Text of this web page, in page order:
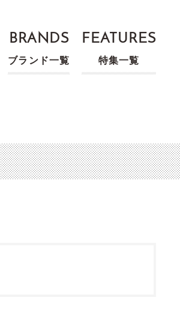
BRANDS
ブランド一覧
FEATURES
特集一覧